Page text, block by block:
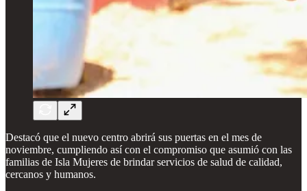
Destacó que el nuevo centro abrirá sus puertas en el mes de
noviembre, cumpliendo así con el compromiso que asumió con las
familias de Isla Mujeres de brindar servicios de salud de calidad,
cercanos y humanos.